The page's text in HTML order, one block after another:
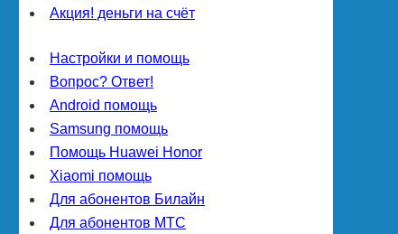
Акция! деньги на счёт
Настройки и помощь
Вопрос? Ответ!
Android помощь
Samsung помощь
Помощь Huawei Honor
Xiaomi помощь
Для абонентов Билайн
Для абонентов МТС